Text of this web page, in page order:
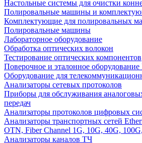
Настольные системы для очистки
Полировальные машины и
Комплектующие для полировальных
Полировальные машины
Лабораторное оборудование
Обработка оптических волокон
Тестирование оптических компонентов
Поверочное и эталонное
Оборудование для
Анализаторы сетевых протоколов
Приборы для обслуживания
передач
Анализаторы протоколов цифровых
Анализаторы транспортных сетей
OTN, Fiber Channel 1G, 10G, 40G,
Анализаторы каналов ТЧ